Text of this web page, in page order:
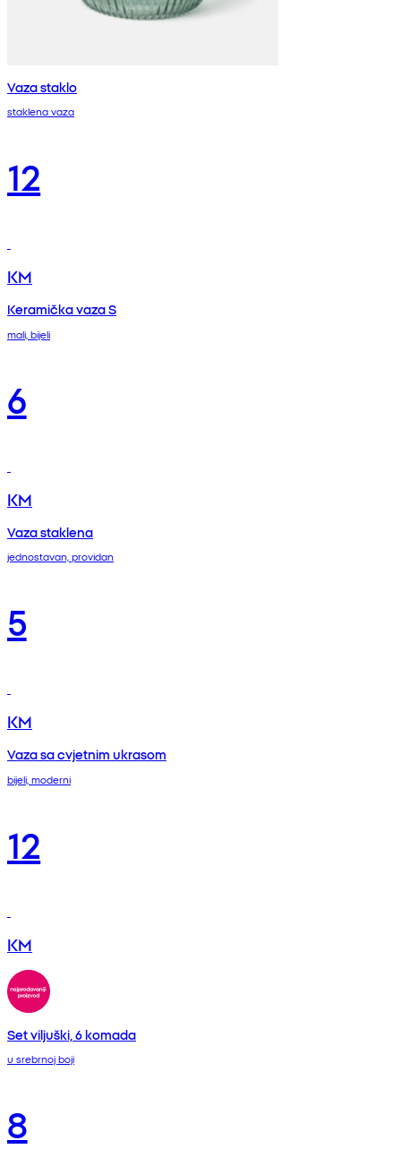
Vaza staklo
staklena vaza
12
KM
Keramička vaza S
mali, bijeli
6
KM
Vaza staklena
jednostavan, providan
5
KM
Vaza sa cvjetnim ukrasom
bijeli, moderni
12
KM
Set viljuški, 6 komada
u srebrnoj boji
8